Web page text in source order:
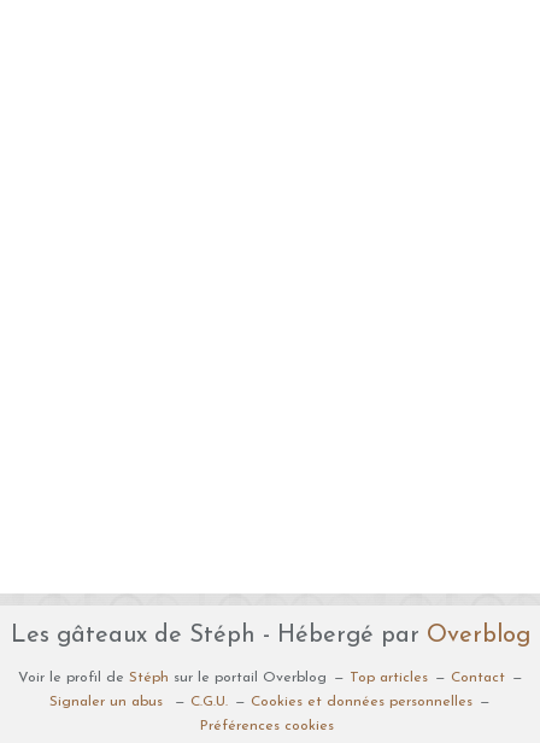
Les gâteaux de Stéph - Hébergé par Overblog
Voir le profil de Stéph sur le portail Overblog Top articles
Contact
Signaler un abus
C.G.U.
Cookies et données personnelles
Préférences cookies